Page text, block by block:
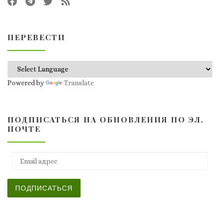
ПЕРЕВЕСТИ
Powered by Translate
ПОДПИСАТЬСЯ НА ОБНОВЛЕНИЯ ПО ЭЛ.
ПОЧТЕ
ПОДПИСАТЬСЯ